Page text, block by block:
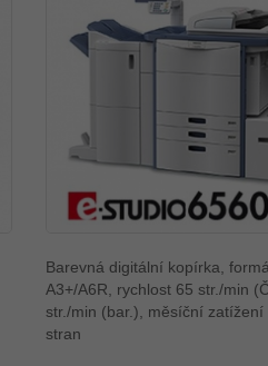
Barevná digitální kopírka,
A3+/A6R, rychlost 65 str./min
str./min (bar.), měsíční zatížení
stran